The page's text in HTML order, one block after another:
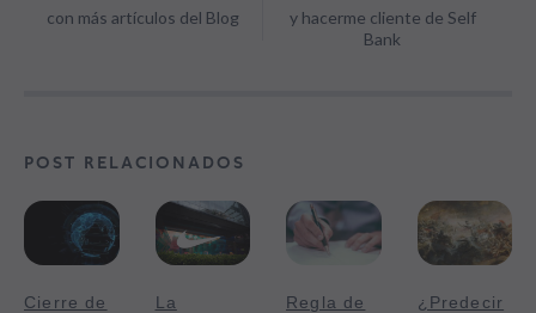
con más artículos del Blog
y hacerme cliente de Self
Bank
POST RELACIONADOS
Cierre de
La
Regla de
¿Predecir